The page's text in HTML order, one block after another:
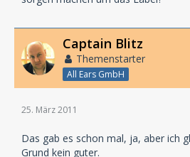
Captain Blitz
Themenstarter
All Ears GmbH
25. März 2011
Das gab es schon mal, ja, aber ich
Grund kein guter.